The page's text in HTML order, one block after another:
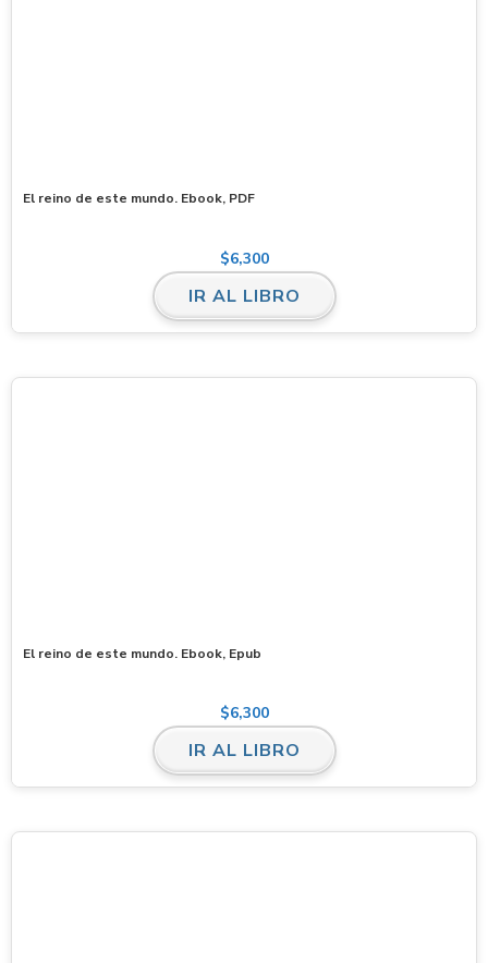
El reino de este mundo. Ebook, PDF
$6,300
IR AL LIBRO
El reino de este mundo. Ebook, Epub
$6,300
IR AL LIBRO